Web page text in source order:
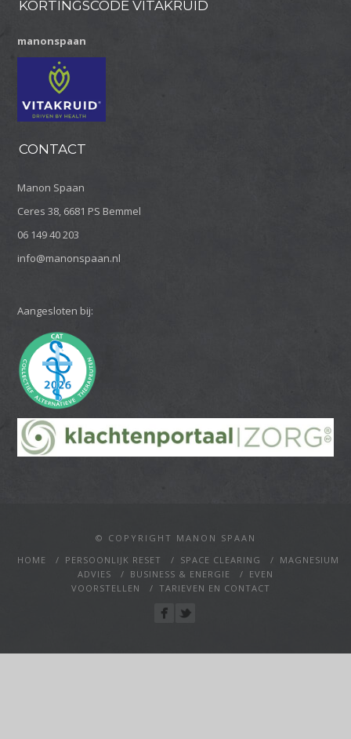
KORTINGSCODE VITAKRUID
manonspaan
CONTACT
Manon Spaan
Ceres 38, 6681 PS Bemmel
06 149 40 203
info@manonspaan.nl
Aangesloten bij:
© COPYRIGHT MANON SPAAN
HOME
PERSOONLIJK RESET SPACE CLEARING
MAGNESIUM
ADVIES
BUSINESS & ENERGIE
EVEN
VOORSTELLEN
TARIEVEN EN CONTACT